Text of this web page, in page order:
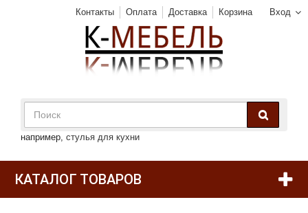
Вход
Контакты Оплата Доставка Корзина
например, стулья для кухни
КАТАЛОГ ТОВАРОВ